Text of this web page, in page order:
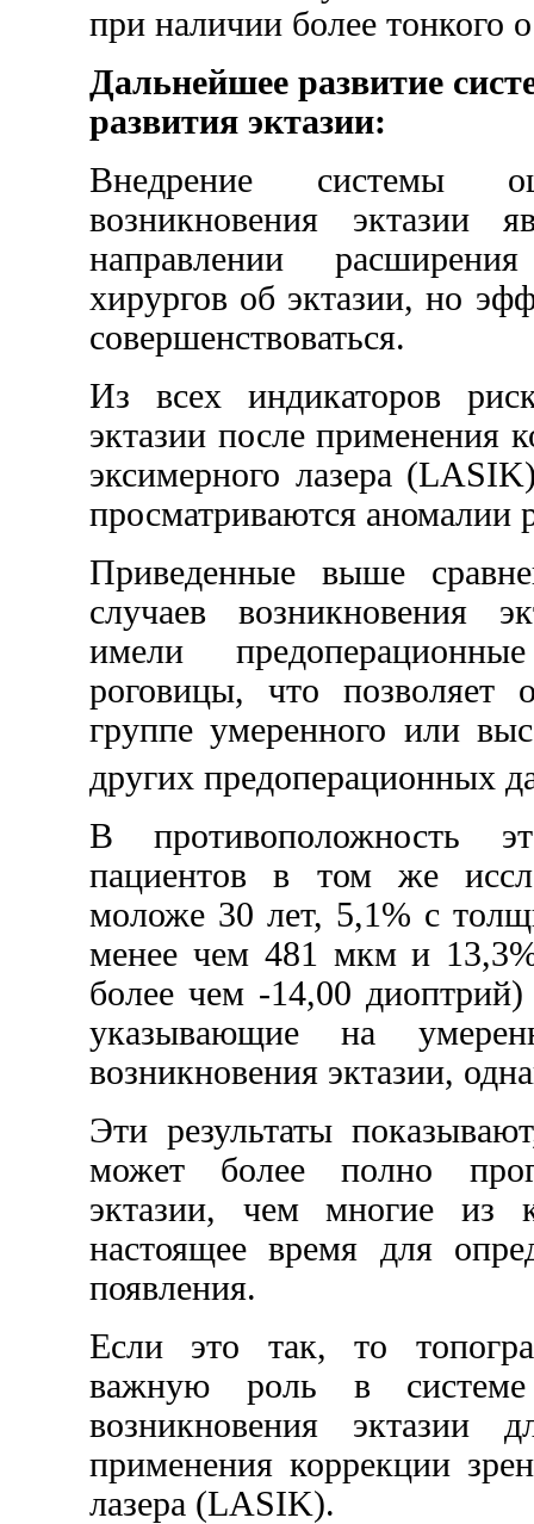
при наличии более тонкого
Дальнейшее развитие
развития эктазии:
Внедрение системы
возникновения эктазии
направлении
хирургов об эктазии, но
совершенствоваться.
Из всех индикаторов
эктазии после применения
эксимерного лазера
просматриваются аномалии
Приведенные выше
случаев возникновения
имели
роговицы, что позволяет
группе умеренного или
других предоперационных
В противоположность
пациентов в том же
моложе 30 лет, 5,1% с
менее чем 481 мкм и
более чем -14,00
указывающие на
возникновения эктазии,
Эти результаты
может более полно
эктазии, чем многие из
настоящее время для
появления.
Если это так, то
важную роль в
возникновения эктазии
применения коррекции
лазера (LASIK).